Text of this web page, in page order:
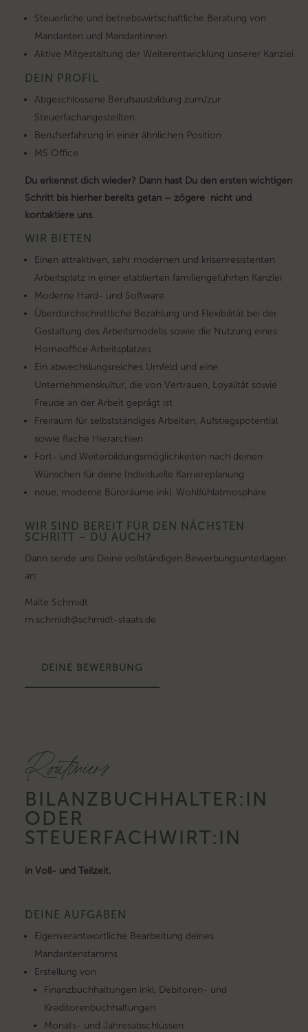
Steuerliche und betriebswirtschaftliche Beratung von
Mandanten und Mandantinnen
Aktive Mitgestaltung der Weiterentwicklung unserer Kanzlei
DEIN PROFIL
Abgeschlossene Berufsausbildung zum/zur
Steuerfachangestellten
Berufserfahrung in einer ähnlichen Position
MS Office
Du erkennst dich wieder? Dann hast Du den ersten wichtigen
Schritt bis hierher bereits getan – zögere nicht und
kontaktiere uns.
WIR BIETEN
Einen attraktiven, sehr modernen und krisenresistenten
Arbeitsplatz in einer etablierten familiengeführten Kanzlei
Moderne Hard- und Software
Überdurchschnittliche Bezahlung und Flexibilität bei der
Gestaltung des Arbeitsmodells sowie die Nutzung eines
Homeoffice Arbeitsplatzes
Ein abwechslungsreiches Umfeld und eine
Unternehmenskultur, die von Vertrauen, Loyalität sowie
Freude an der Arbeit geprägt ist
Freiraum für selbstständiges Arbeiten, Aufstiegspotential
sowie flache Hierarchien
Fort- und Weiterbildungsmöglichkeiten nach deinen
Wünschen für deine Individuelle Karriereplanung
neue, moderne Büroräume inkl. Wohlfühlatmosphäre
WIR SIND BEREIT FÜR DEN NÄCHSTEN
SCHRITT – DU AUCH?
Dann sende uns Deine vollständigen Bewerbungsunterlagen
an:
Malte Schmidt
m.schmidt@schmidt-staats.de
DEINE BEWERBUNG
Routiniers
BILANZBUCHHALTER:IN
ODER
STEUERFACHWIRT:IN
in Voll- und Teilzeit.
DEINE AUFGABEN
Eigenverantwortliche Bearbeitung deines
Mandantenstamms
Erstellung von
Finanzbuchhaltungen inkl. Debitoren- und
Kreditorenbuchhaltungen
Monats- und Jahresabschlüssen